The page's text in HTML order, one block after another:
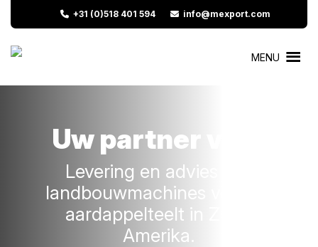
+31 (0)518 401 594 info@mexport.com
MENU
Uw partner voor
Levering en advies van
landbouwmachines voor de
aardappelteelt in Zuid-
Amerika.